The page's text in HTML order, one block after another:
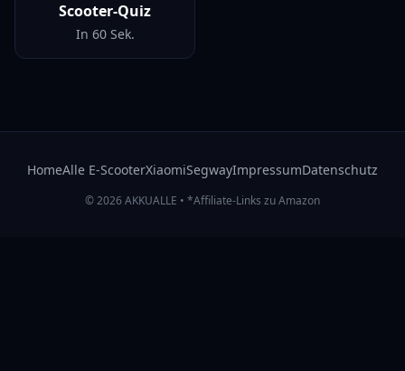
Scooter-Quiz
In 60 Sek.
HomeAlle E-ScooterXiaomiSegwayImpressumDatenschutz
© 2026 AKKUALLE • *Affiliate-Links zu Amazon